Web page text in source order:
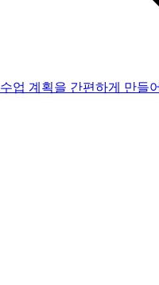
수업 계획을 간편하게 만들